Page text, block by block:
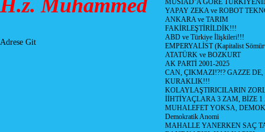
H.z. Muhammed
Adrese Git
MÜSİAD’A GÖRE
YAPAY ZEKA ve ROBOT
ANKARA ve TARIM
FAKİRLEŞTİRİLDİK!!!
ABD ve Türkiye İlişkileri!!!
EMPERYALİST (Kapitalist
ATATÜRK ve BOZKURT
AK PARTİ 2001-2025
CAN, ÇIKMAZI!?!? GAZZE
KURAKLIK!!!
KOLAYLAŞTIRICILARIN
İİHTİYAÇLARA 3 ZAM, BİZE
MUHALEFET YOKSA,
Demokratik Anomi
MAHALLE YANERKEN SAÇ